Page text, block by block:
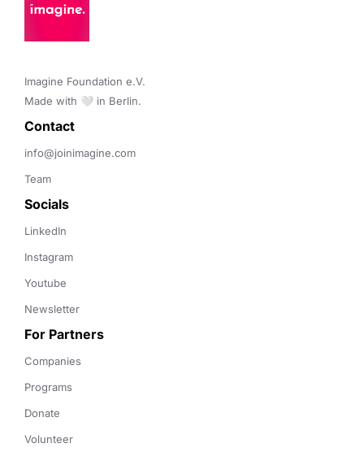
Imagine Foundation e.V.
Made with 🤍 in Berlin.
Contact
info@joinimagine.com
Team
Socials
LinkedIn
Instagram
Youtube
Newsletter
For Partners
Companies
Programs
Donate
Volunteer